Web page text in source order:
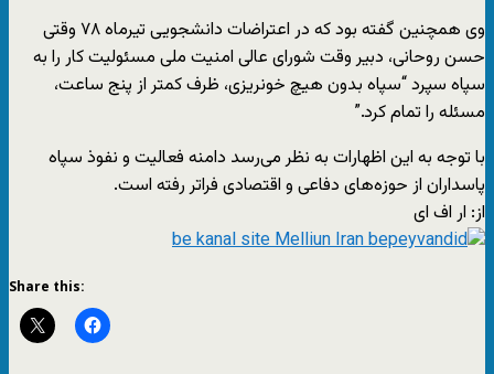
وی همچنین گفته بود که در اعتراضات دانشجویی تیرماه ۷۸ وقتی
حسن روحانی، دبیر وقت شورای عالی امنیت ملی مسئولیت کار را به
سپاه سپرد “سپاه بدون هیچ خونریزی، ظرف کمتر از پنج ساعت،
مسئله را تمام کرد.”
با توجه به این اظهارات به نظر می‌رسد دامنه فعالیت‌ و نفوذ سپاه
پاسداران از حوزه‌های دفاعی و اقتصادی فراتر رفته است.
از: ار اف ای
Share this: